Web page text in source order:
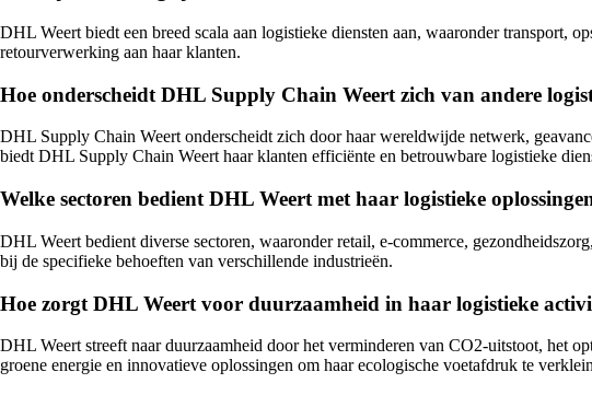
DHL Weert biedt een breed scala aan logistieke diensten aan, waaronder transport,
retourverwerking aan haar klanten.
Hoe onderscheidt DHL Supply Chain Weert zich van andere
DHL Supply Chain Weert onderscheidt zich door haar wereldwijde netwerk,
biedt DHL Supply Chain Weert haar klanten efficiënte en betrouwbare logistieke
Welke sectoren bedient DHL Weert met haar logistieke
DHL Weert bedient diverse sectoren, waaronder retail, e-commerce,
bij de specifieke behoeften van verschillende industrieën.
Hoe zorgt DHL Weert voor duurzaamheid in haar logistieke
DHL Weert streeft naar duurzaamheid door het verminderen van CO2-uitstoot, het
groene energie en innovatieve oplossingen om haar ecologische voetafdruk te